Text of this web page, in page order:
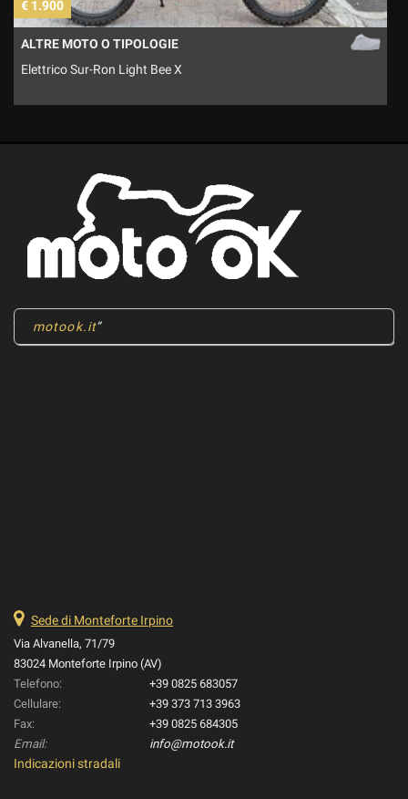
€ 1.900
ALTRE MOTO O TIPOLOGIE
Elettrico Sur-Ron Light Bee X
motook.it
Sede di Monteforte Irpino
Via Alvanella, 71/79
83024 Monteforte Irpino (AV)
Telefono:
+39 0825 683057
Cellulare:
+39 373 713 3963
Fax:
+39 0825 684305
Email:
info@motook.it
Indicazioni stradali